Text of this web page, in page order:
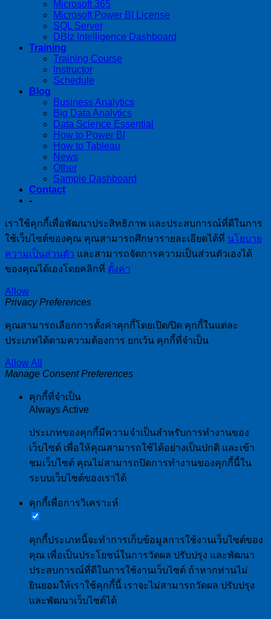
Microsoft 365
Microsoft Power BI License
SQL Server
DBIz Intelligence Dashboard
Training
Training Course
Instructor
Schedule
Blog
Business Analytics
Big Data Analytics
Data Science Essential
How to Power BI
How to Tableau
News
Other
Sample Dashboard
Contact
-
เราใช้คุกกี้เพื่อพัฒนาประสิทธิภาพ และประสบการณ์ที่ดีในการ
ใช้เว็บไซต์ของคุณ คุณสามารถศึกษารายละเอียดได้ที่ นโยบาย
ความเป็นส่วนตัว และสามารถจัดการความเป็นส่วนตัวเองได้
ของคุณได้เองโดยคลิกที่ ตั้งค่า
Allow
Privacy Preferences
คุณสามารถเลือกการตั้งค่าคุกกี้โดยเปิด/ปิด คุกกี้ในแต่ละ
ประเภทได้ตามความต้องการ ยกเว้น คุกกี้ที่จำเป็น
Allow All
Manage Consent Preferences
คุกกี้ที่จำเป็น
Always Active
ประเภทของคุกกี้มีความจำเป็นสำหรับการทำงานของ
เว็บไซต์ เพื่อให้คุณสามารถใช้ได้อย่างเป็นปกติ และเข้า
ชมเว็บไซต์ คุณไม่สามารถปิดการทำงานของคุกกี้นี้ใน
ระบบเว็บไซต์ของเราได้
คุกกี้เพื่อการวิเคราะห์
คุกกี้ประเภทนี้จะทำการเก็บข้อมูลการใช้งานเว็บไซต์ของ
คุณ เพื่อเป็นประโยชน์ในการวัดผล ปรับปรุง และพัฒนา
ประสบการณ์ที่ดีในการใช้งานเว็บไซต์ ถ้าหากท่านไม่
ยินยอมให้เราใช้คุกกี้นี้ เราจะไม่สามารถวัดผล ปรับปรุง
และพัฒนาเว็บไซต์ได้